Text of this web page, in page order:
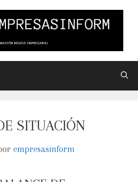
SITUACIÓN
empresasinform